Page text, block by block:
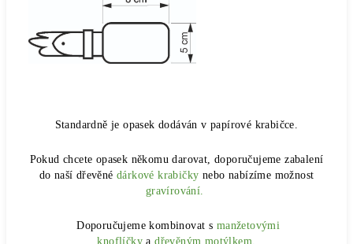
Standardně je opasek dodáván v papírové krabičce.
Pokud chcete opasek někomu darovat, doporučujeme zabalení
do naší dřevěnédárkové krabičky nebo nabízíme možnost
gravírování.
Doporučujeme kombinovat s manžetovými
knoflíčky adřevěným motýlkem.